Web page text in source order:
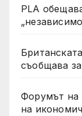
PLA
съобщава
Форумът на
на